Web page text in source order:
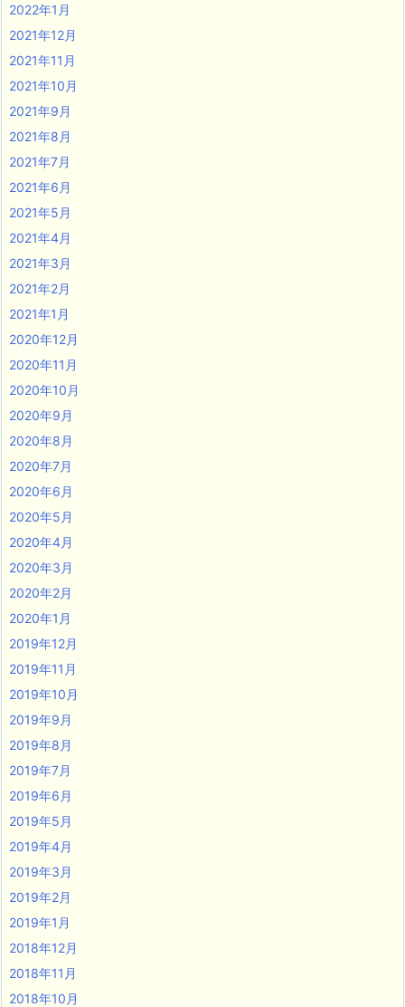
2022年1月
2021年12月
2021年11月
2021年10月
2021年9月
2021年8月
2021年7月
2021年6月
2021年5月
2021年4月
2021年3月
2021年2月
2021年1月
2020年12月
2020年11月
2020年10月
2020年9月
2020年8月
2020年7月
2020年6月
2020年5月
2020年4月
2020年3月
2020年2月
2020年1月
2019年12月
2019年11月
2019年10月
2019年9月
2019年8月
2019年7月
2019年6月
2019年5月
2019年4月
2019年3月
2019年2月
2019年1月
2018年12月
2018年11月
2018年10月